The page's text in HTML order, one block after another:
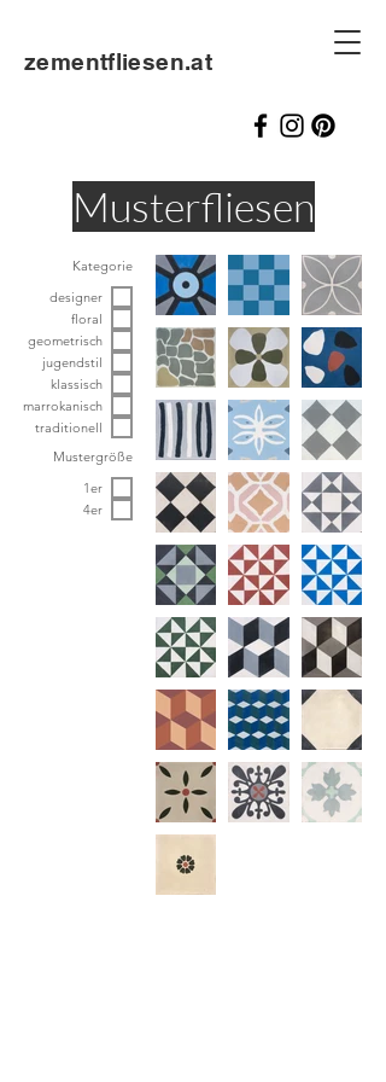
zementfliesen.at
Musterfliesen
Kategorie
designer
floral
geometrisch
jugendstil
klassisch
marrokanisch
traditionell
Mustergröße
1er
4er